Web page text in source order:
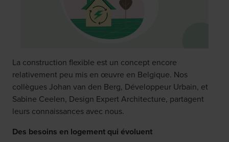
La construction flexible est un concept encore
relativement peu mis en œuvre en Belgique. Nos
collègues Johan van den Berg, Développeur Urbain, et
Sabine Ceelen, Design Expert Architecture, partagent
leurs connaissances avec nous.
Des besoins en logement qui évoluent